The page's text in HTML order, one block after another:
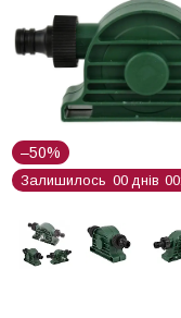
–50%
Залишилось 00 днів 00